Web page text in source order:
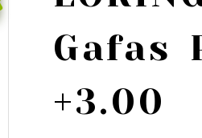
Gafas
+3.00